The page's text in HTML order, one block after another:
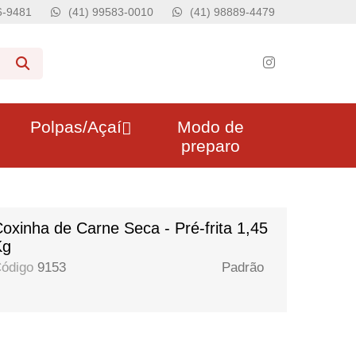
9481 (41) 99583-0010 (41) 98889-4479
Polpas/Açaí
Modo de
preparo
de Carne Seca - Pré-frita 1,45
9153 Padrão